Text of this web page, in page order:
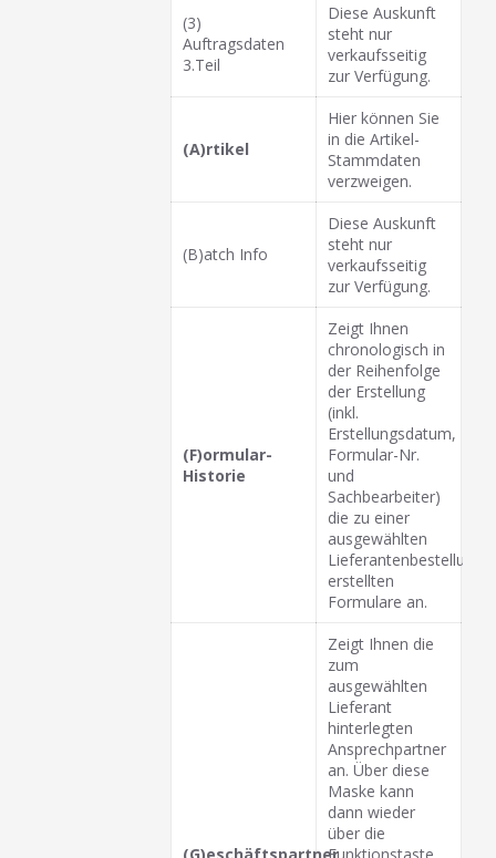
(3)
Auftragsdaten
3.Teil
Diese Auskunft
steht nur
verkaufsseitig
zur Verfügung.
(A)rtikel
Hier können Sie
in die Artikel-
Stammdaten
verzweigen.
(B)atch Info
Diese Auskunft
steht nur
verkaufsseitig
zur Verfügung.
(F)ormular-
Historie
Zeigt Ihnen
chronologisch in
der Reihenfolge
der Erstellung
(inkl.
Erstellungsdatum,
Formular-Nr.
und
Sachbearbeiter)
die zu einer
ausgewählten
Lieferantenbestellung
erstellten
Formulare an.
Zeigt Ihnen die
zum
ausgewählten
Lieferant
hinterlegten
Ansprechpartner
an. Über diese
Maske kann
dann wieder
über die